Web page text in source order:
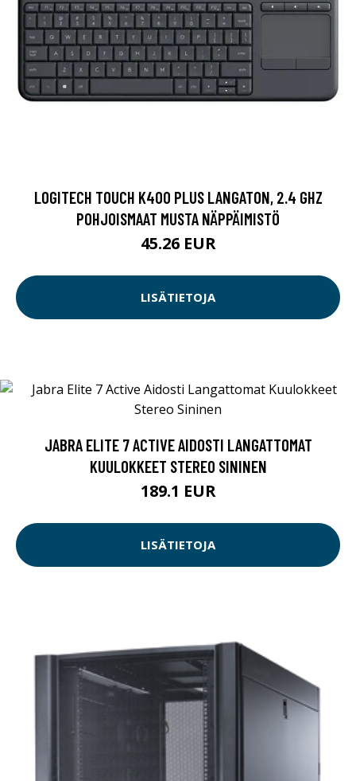
LOGITECH TOUCH K400 PLUS LANGATON, 2.4 GHZ
POHJOISMAAT MUSTA NÄPPÄIMISTÖ
45.26 EUR
LISÄTIETOJA
JABRA ELITE 7 ACTIVE AIDOSTI LANGATTOMAT
KUULOKKEET STEREO SININEN
189.1 EUR
LISÄTIETOJA